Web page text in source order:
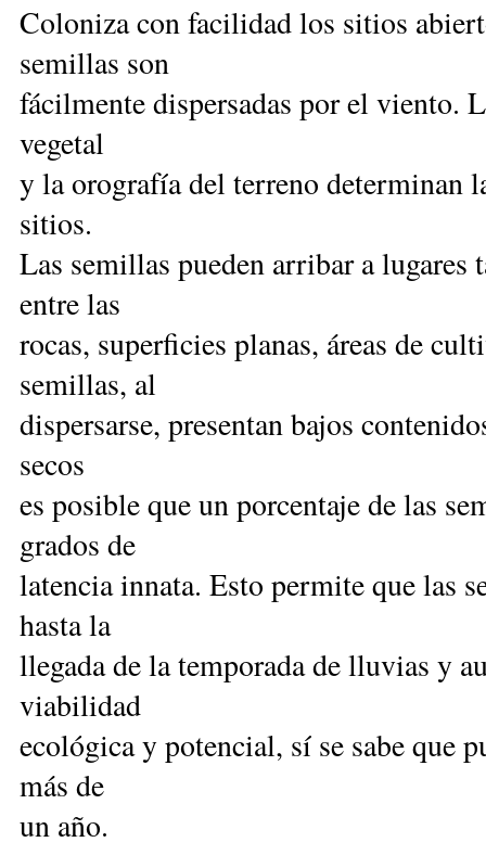
Coloniza con facilidad los sitios
semillas son
fácilmente dispersadas por el viento.
vegetal
y la orografía del terreno determinan
sitios.
Las semillas pueden arribar a lugares
entre las
rocas, superficies planas, áreas de
semillas, al
dispersarse, presentan bajos
secos
es posible que un porcentaje de las
grados de
latencia innata. Esto permite que las
hasta la
llegada de la temporada de lluvias y
viabilidad
ecológica y potencial, sí se sabe que
más de
un año.